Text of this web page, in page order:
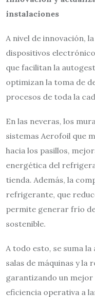
instalaciones
A nivel de innovación,
dispositivos
que facilitan la
optimizan la toma de
procesos de toda la
En las neveras, los
sistemas Aerofoil que
hacia los pasillos,
energética del
tienda. Además, la
refrigerante, que
permite generar frío
sostenible.
A todo esto, se suma
salas de máquinas y la
garantizando un
eficiencia operativa a